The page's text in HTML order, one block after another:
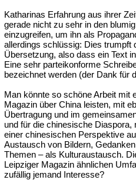
Katharinas Erfahrung aus ihrer
gerade nicht zu sehr in den
einzugreifen, um ihn als
allerdings schlüssig: Dies trumpft
Übersetzung, also dass ein Text
Eine sehr parteikonforme
bezeichnet werden (der Dank für
Man könnte so schöne Arbeit mit
Magazin über China leisten, mit
Übertragung und im
und für die chinesische
einer chinesischen Perspektive
Austausch von Bildern,
Themen – als Kulturaustausch.
Leipziger Magazin ähnlichen
zufällig jemand Interesse?